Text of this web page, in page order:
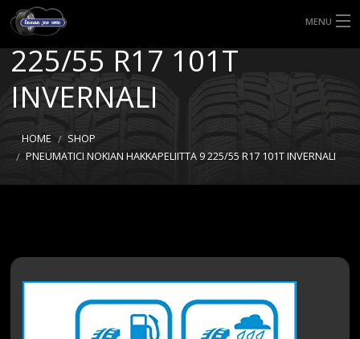
MENU
HOME
TIPI DI GOMME
MISURE GOMME
HAKKAPELIITTA 9
225/55 R17 101T
INVERNALI
HOME
SHOP
PNEUMATICI NOKIAN HAKKAPELIITTA 9 225/55 R17 101T INVERNALI